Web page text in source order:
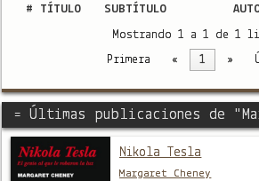
#
TÍTULO SUBTÍTULO
Mostrando 1 a 1 de 1
Primera « 1 »
= Últimas publicaciones de
Nikola Tesla
Margaret Cheney